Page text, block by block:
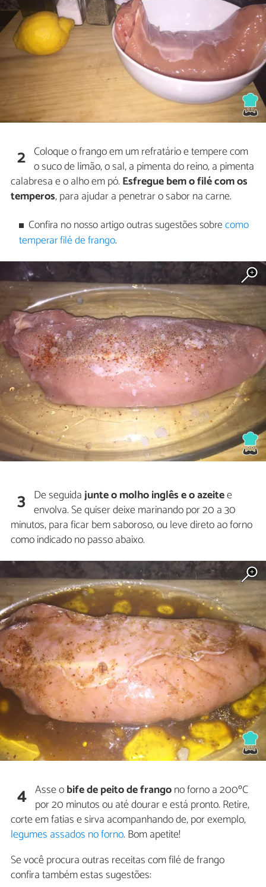
2 Coloque o frango em um refratário e tempere com
o suco de limão, o sal, a pimenta do reino, a pimenta
calabresa e o alho em pó. Esfregue bem o filé com os
temperos, para ajudar a penetrar o sabor na carne.
Confira no nosso artigo outras sugestões sobrecomo
temperar filé de frango.
3 De seguidajunte o molho inglês e o azeitee
envolva. Se quiser deixe marinando por 20 a 30
minutos, para ficar bem saboroso, ou leve direto ao forno
como indicado no passo abaixo.
4 Asse obifede peito de frangono forno a 200ºC
por 20 minutos ou até dourar e está pronto. Retire,
corte em fatias e sirva acompanhando de, por exemplo,
legumes assados no forno. Bom apetite!
Se você procura outras receitas com filé de frango
confira também estas sugestões: